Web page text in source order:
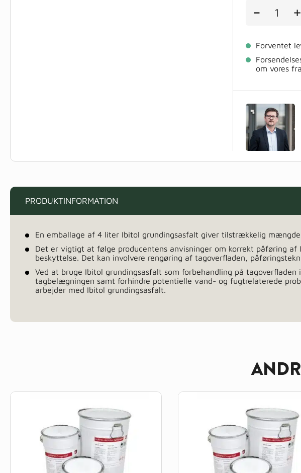
-
grundingsasfalt
antal
+
Forventet
om vores
PRODUKTINFORMATION
En emballage af 4 liter Ibitol grundingsasfalt giver tilstrækkelig
Det er vigtigt at følge producentens anvisninger om korrekt påføring
beskyttelse. Det kan involvere rengøring af tagoverfladen,
Ved at bruge Ibitol grundingsasfalt som forbehandling på
tagbelægningen samt forhindre potentielle vand- og fugtrelaterede
arbejder med Ibitol grundingsasfalt.